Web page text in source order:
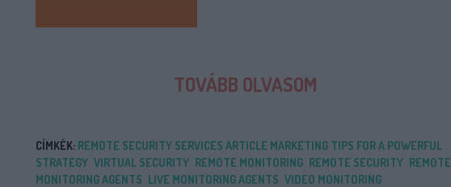
TOVÁBB OLVASOM
CÍMKÉK: REMOTE SECURITY SERVICES ARTICLE MARKETING TIPS FOR A POWERFUL
STRATEGY VIRTUAL SECURITY REMOTE MONITORING REMOTE SECURITY REMOTE
MONITORING AGENTS LIVE MONITORING AGENTS VIDEO MONITORING